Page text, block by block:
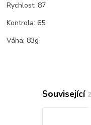
Rychlost: 87
Kontrola: 65
Váha: 83g
Související